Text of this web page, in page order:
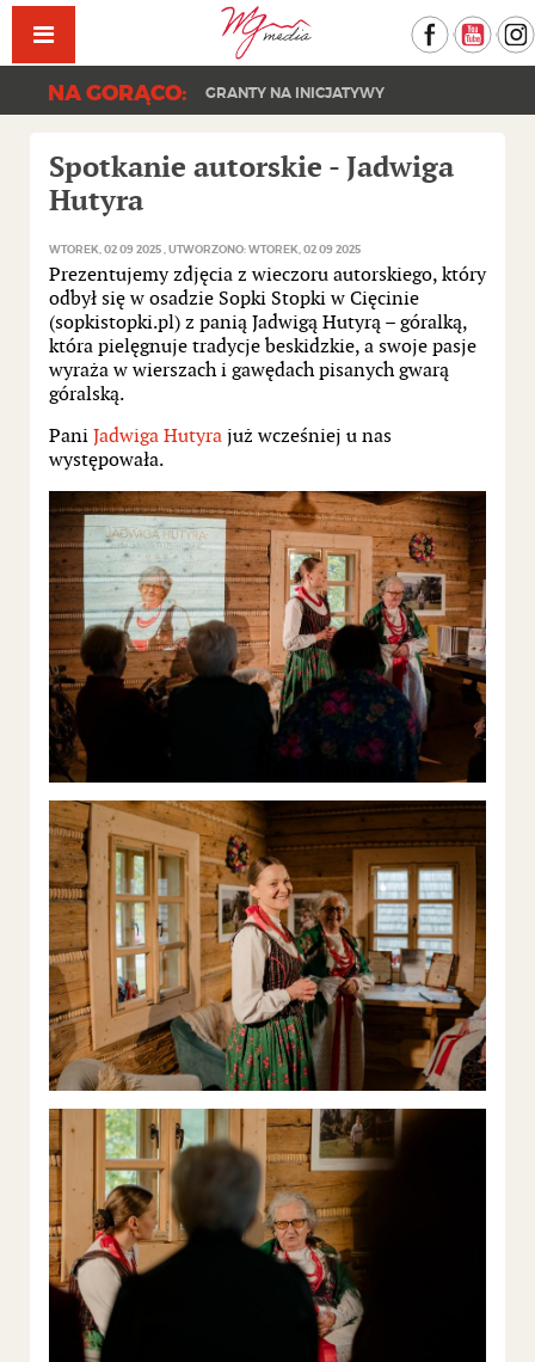
Facebook
NA GORĄCO: GRANTY NA INICJATYWY
Spotkanie autorskie - Jadwiga
Hutyra
WTOREK, 02 09 2025 UTWORZONO: WTOREK, 02 09 2025
Prezentujemy zdjęcia z wieczoru autorskiego, który
odbył się w osadzie Sopki Stopki w Cięcinie
(sopkistopki.pl) z panią Jadwigą Hutyrą – góralką,
która pielęgnuje tradycje beskidzkie, a swoje pasje
wyraża w wierszach i gawędach pisanych gwarą
góralską.
Pani Jadwiga Hutyra już wcześniej u nas
występowała.